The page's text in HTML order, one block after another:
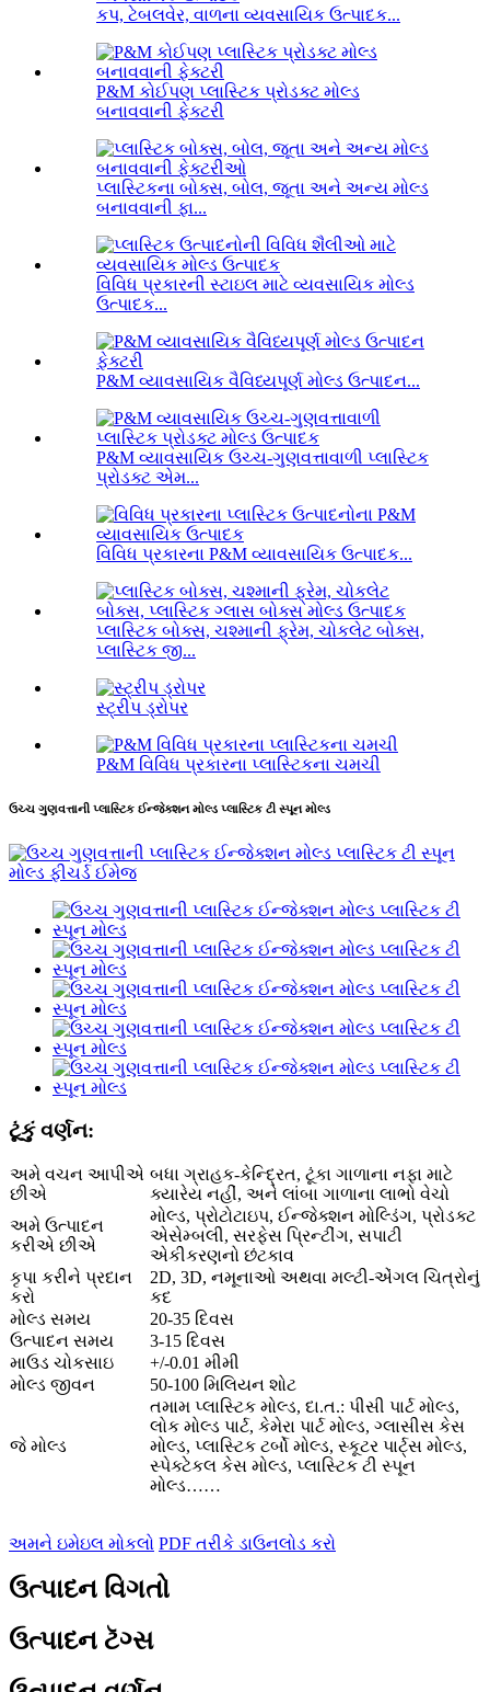
કપ, ટેબલવેર, વાળના વ્યવસાયિક ઉત્પાદક...
P&M કોઈપણ પ્લાસ્ટિક પ્રોડક્ટ મોલ્ડ
બનાવવાની ફેક્ટરી
પ્લાસ્ટિકના બોક્સ, બોલ, જૂતા અને અન્ય મોલ્ડ
બનાવવાની ફા...
વિવિધ પ્રકારની સ્ટાઇલ માટે વ્યવસાયિક મોલ્ડ
ઉત્પાદક...
P&M વ્યાવસાયિક વૈવિધ્યપૂર્ણ મોલ્ડ ઉત્પાદન...
P&M વ્યાવસાયિક ઉચ્ચ-ગુણવત્તાવાળી પ્લાસ્ટિક
પ્રોડક્ટ એમ...
વિવિધ પ્રકારના P&M વ્યાવસાયિક ઉત્પાદક...
પ્લાસ્ટિક બોક્સ, ચશ્માની ફ્રેમ, ચોકલેટ બોક્સ,
પ્લાસ્ટિક જી...
સ્ટ્રીપ ડ્રોપર
P&M વિવિધ પ્રકારના પ્લાસ્ટિકના ચમચી
ઉચ્ચ ગુણવત્તાની પ્લાસ્ટિક ઈન્જેક્શન મોલ્ડ પ્લાસ્ટિક ટી સ્પૂન મોલ્ડ
ટૂંકું વર્ણન:
અમે વચન આપીએ
છીએ
બધા ગ્રાહક-કેન્દ્રિત, ટૂંકા ગાળાના નફા માટે
ક્યારેય નહીં, અને લાંબા ગાળાના લાભો વેચો
અમે ઉત્પાદન
કરીએ છીએ
મોલ્ડ, પ્રોટોટાઇપ, ઈન્જેક્શન મોલ્ડિંગ, પ્રોડક્ટ
એસેમ્બલી, સરફેસ પ્રિન્ટીંગ, સપાટી
એકીકરણનો છંટકાવ
કૃપા કરીને પ્રદાન
કરો
2D, 3D, નમૂનાઓ અથવા મલ્ટી-એંગલ ચિત્રોનું
કદ
મોલ્ડ સમય
20-35 દિવસ
ઉત્પાદન સમય
3-15 દિવસ
માઉડ ચોકસાઇ
+/-0.01 મીમી
મોલ્ડ જીવન
50-100 મિલિયન શોટ
જે મોલ્ડ
તમામ પ્લાસ્ટિક મોલ્ડ, દા.ત.: પીસી પાર્ટ મોલ્ડ,
લોક મોલ્ડ પાર્ટ, કેમેરા પાર્ટ મોલ્ડ, ગ્લાસીસ કેસ
મોલ્ડ, પ્લાસ્ટિક ટર્બો મોલ્ડ, સ્કૂટર પાર્ટ્સ મોલ્ડ,
સ્પેક્ટેકલ કેસ મોલ્ડ, પ્લાસ્ટિક ટી સ્પૂન
મોલ્ડ……
અમને ઇમેઇલ મોકલો PDF તરીકે ડાઉનલોડ કરો
ઉત્પાદન વિગતો
ઉત્પાદન ટૅગ્સ